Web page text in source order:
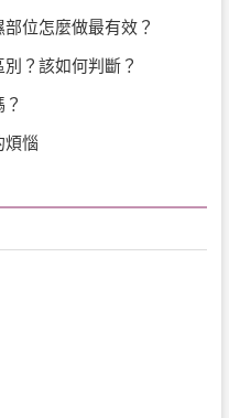
位怎麼做最有效？
？該如何判斷？
煩惱